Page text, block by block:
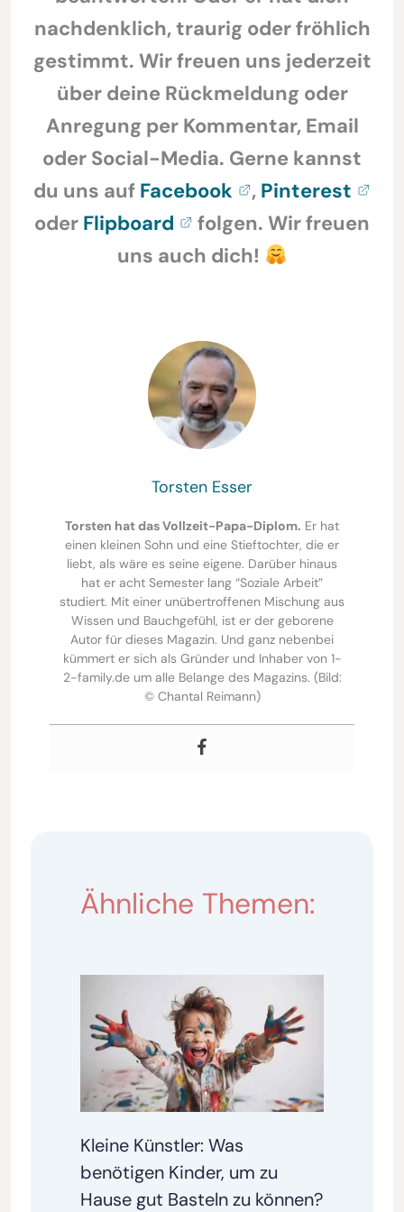
nachdenklich, traurig oder fröhlich
gestimmt. Wir freuen uns jederzeit
über deine Rückmeldung oder
Anregung per Kommentar, Email
oder Social-Media. Gerne kannst
du uns auf Facebook , Pinterest
oder Flipboard
folgen. Wir freuen
uns auch dich!
Torsten Esser
Torsten hat das Vollzeit-Papa-Diplom. Er hat
einen kleinen Sohn und eine Stieftochter, die er
liebt, als wäre es seine eigene. Darüber hinaus
hat er acht Semester lang “Soziale Arbeit”
studiert. Mit einer unübertroffenen Mischung aus
Wissen und Bauchgefühl, ist er der geborene
Autor für dieses Magazin. Und ganz nebenbei
kümmert er sich als Gründer und Inhaber von 1-
2-family.de um alle Belange des Magazins. (Bild:
© Chantal Reimann)
Ähnliche Themen:
Kleine Künstler: Was
benötigen Kinder, um zu
Hause gut Basteln zu können?